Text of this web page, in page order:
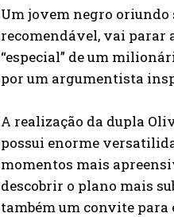
Um jovem negro oriundo
recomendável, vai parar
“especial” de um
por um argumentista
A realização da dupla
possui enorme
momentos mais
descobrir o plano mais
também um convite para